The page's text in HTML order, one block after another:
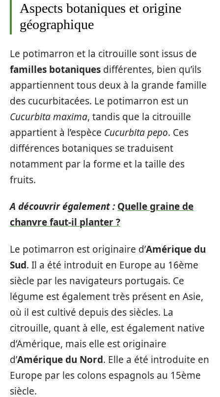
Aspects botaniques et origine
géographique
Le potimarron et la citrouille sont issus de
familles botaniques différentes, bien qu’ils
appartiennent tous deux à la grande famille
des cucurbitacées. Le potimarron est un
Cucurbita maxima, tandis que la citrouille
appartient à l’espèce Cucurbita pepo. Ces
différences botaniques se traduisent
notamment par la forme et la taille des
fruits.
A découvrir également : Quelle graine de
chanvre faut-il planter ?
Le potimarron est originaire d’Amérique du
Sud. Il a été introduit en Europe au 16ème
siècle par les navigateurs portugais. Ce
légume est également très présent en Asie,
où il est cultivé depuis des siècles. La
citrouille, quant à elle, est également native
d’Amérique, mais elle est originaire
d’Amérique du Nord. Elle a été introduite en
Europe par les colons espagnols au 15ème
siècle.